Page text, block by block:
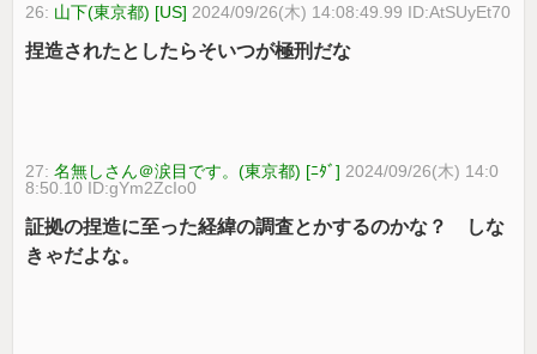
26: 山下(東京都) [US] 2024/09/26(木) 14:08:49.99 ID:AtSUyEt70
捏造されたとしたらそいつが極刑だな
27:名無しさん＠涙目です。(東京都) [ﾆﾀﾞ] 2024/09/26(木) 14:0
8:50.10 ID:gYm2ZcIo0
証拠の捏造に至った経緯の調査とかするのかな？ しな
きゃだよな。